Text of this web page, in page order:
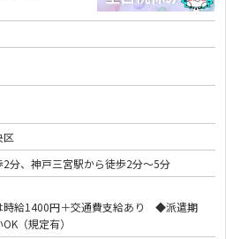
区
2分、神戸三宮駅から徒歩2分～5分
時給1400円＋交通費支給あり ◆派遣期
（規定有）